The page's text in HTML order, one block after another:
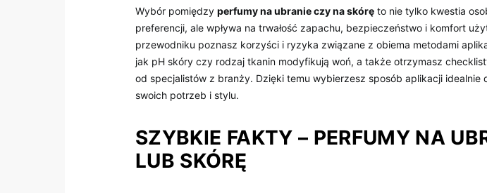
Wybór pomiędzy perfumy na ubranie czy na skórę to nie tylko kwestia
preferencji, ale wpływa na trwałość zapachu, bezpieczeństwo i komfort
przewodniku poznasz korzyści i ryzyka związane z obiema metodami
jak pH skóry czy rodzaj tkanin modyfikują woń, a także otrzymasz
od specjalistów z branży. Dzięki temu wybierzesz sposób aplikacji idealnie
swoich potrzeb i stylu.
SZYBKIE FAKTY – PERFUMY NA
LUB SKÓRĘ